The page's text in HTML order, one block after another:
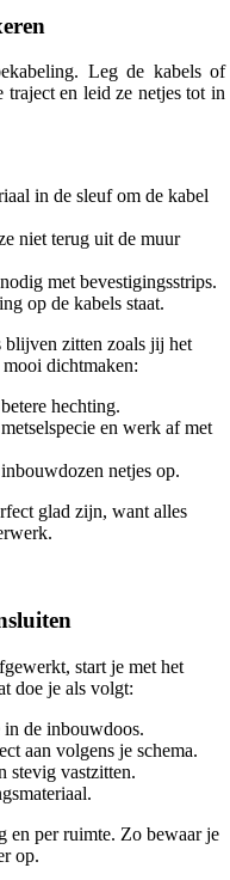
Leg de kabels of
en leid ze netjes tot in
in de sleuf om de kabel
niet terug uit de muur
met bevestigingsstrips.
op de kabels staat.
blijven zitten zoals jij het
dichtmaken:
hechting.
en werk af met
netjes op.
glad zijn, want alles
start je met het
doe je als volgt:
in de inbouwdoos.
aan volgens je schema.
stevig vastzitten.
en per ruimte. Zo bewaar je
op.